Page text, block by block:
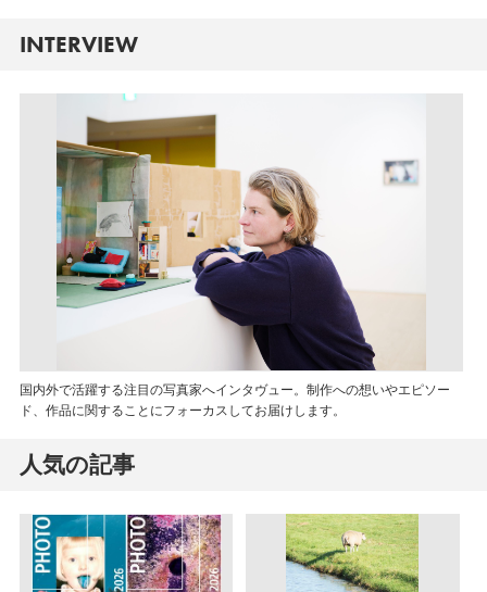
INTERVIEW
国内外で活躍する注目の写真家へインタヴュー。制作への想いやエピソー
ド、作品に関することにフォーカスしてお届けします。
人気の記事